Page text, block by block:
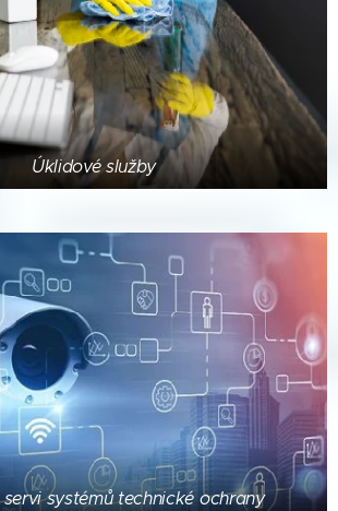
Úklidové služby
systémů technické ochrany